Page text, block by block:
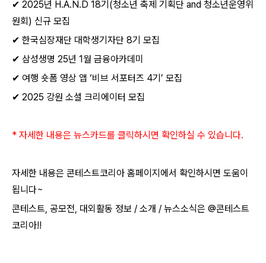
✔ 2025년 H.A.N.D 18기(청소년 축제 기획단 and 청소년운영위
원회) 신규 모집
✔ 한국심장재단 대학생기자단 8기 모집
✔ 삼성생명 25년 1월 금융아카데미
✔ 여행 숏폼 영상 앱 ‘비브 서포터즈 4기’ 모집
✔ 2025 강원 소셜 크리에이터 모집
* 자세한 내용은 뉴스카드를 클릭하시면 확인하실 수 있습니다.
자세한 내용은 콘테스트코리아 홈페이지에서 확인하시면 도움이
됩니다~​
콘테스트, 공모전, 대외활동 정보 / 소개 / 뉴스소식은 @콘테스트
코리아!!